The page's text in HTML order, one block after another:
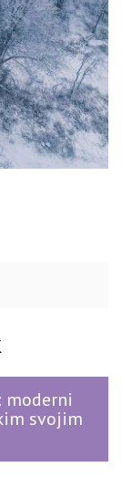
moderni
svojim